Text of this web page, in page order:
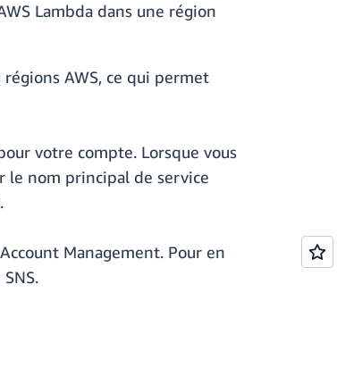
Lambda dans une région
AWS, ce qui permet
votre compte. Lorsque vous
le nom principal de service
Management. Pour en